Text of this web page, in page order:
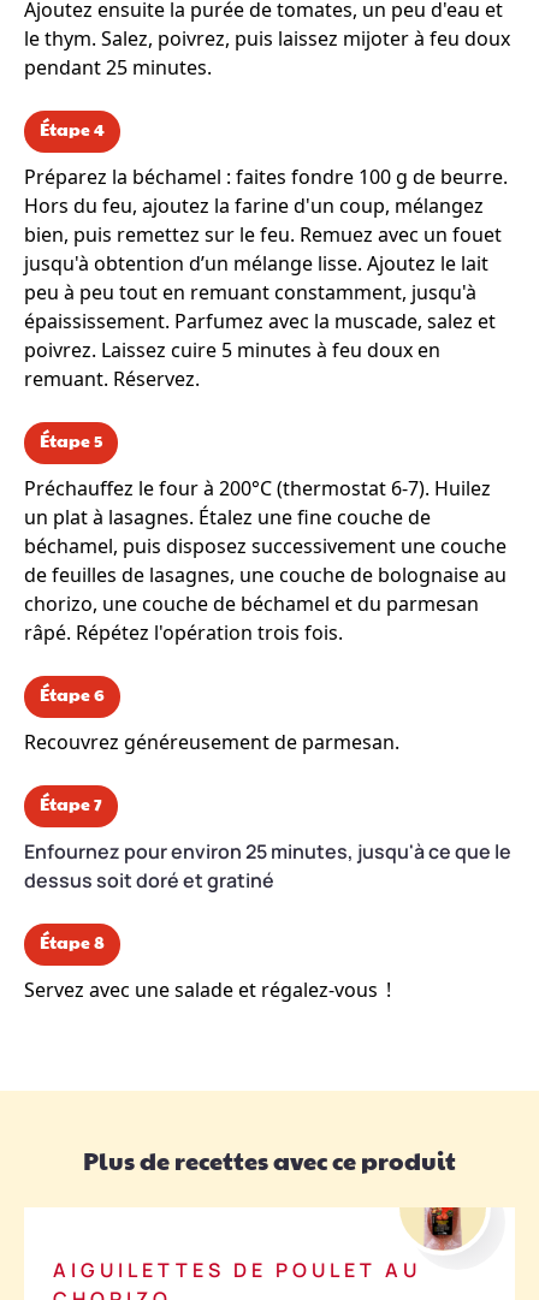
Ajoutez ensuite la purée de tomates, un peu d'eau et
le thym. Salez, poivrez, puis laissez mijoter à feu doux
pendant 25 minutes.
Étape 4
Préparez la béchamel : faites fondre 100 g de beurre.
Hors du feu, ajoutez la farine d'un coup, mélangez
bien, puis remettez sur le feu. Remuez avec un fouet
jusqu'à obtention d’un mélange lisse. Ajoutez le lait
peu à peu tout en remuant constamment, jusqu'à
épaississement. Parfumez avec la muscade, salez et
poivrez. Laissez cuire 5 minutes à feu doux en
remuant. Réservez.
Étape 5
Préchauffez le four à 200°C (thermostat 6-7). Huilez
un plat à lasagnes. Étalez une fine couche de
béchamel, puis disposez successivement une couche
de feuilles de lasagnes, une couche de bolognaise au
chorizo, une couche de béchamel et du parmesan
râpé. Répétez l'opération trois fois.
Étape 6
Recouvrez généreusement de parmesan.
Étape 7
Enfournez pour environ 25 minutes, jusqu'à ce que le
dessus soit doré et gratiné
Étape 8
Servez avec une salade et régalez-vous !
Plus de recettes avec ce produit
Pour encore plus de saveurs, laissez mariner les
aiguillettes avec un peu de paprika fumé et d’ail
avant la cuisson.
AIGUILETTES DE POULET AU